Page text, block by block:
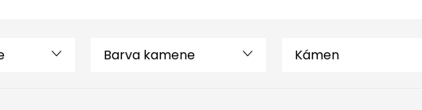
Barva kamene Kámen